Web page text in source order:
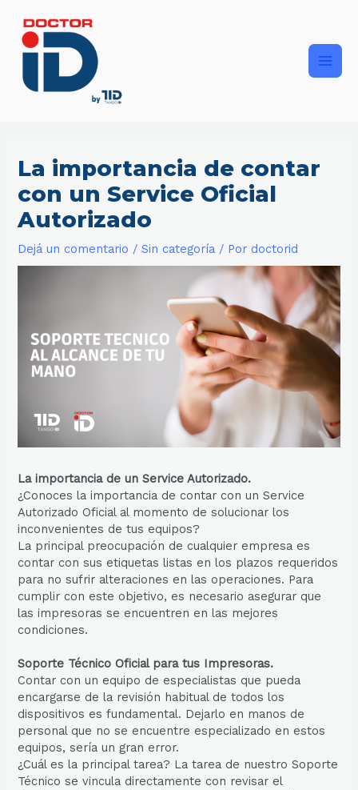
contenido
La importancia de contar
con un Service Oficial
Autorizado
Dejá un comentario /Sin categoría / Por doctorid
La importancia de un Service Autorizado.
¿Conoces la importancia de contar con un Service
Autorizado Oficial al momento de solucionar los
inconvenientes de tus equipos?
La principal preocupación de cualquier empresa es
contar con sus etiquetas listas en los plazos requeridos
para no sufrir alteraciones en las operaciones. Para
cumplir con este objetivo, es necesario asegurar que
las impresoras se encuentren en las mejores
condiciones.
Soporte Técnico Oficial para tus Impresoras.
Contar con un equipo de especialistas que pueda
encargarse de la revisión habitual de todos los
dispositivos es fundamental. Dejarlo en manos de
personal que no se encuentre especializado en estos
equipos, sería un gran error.
¿Cuál es la principal tarea? La tarea de nuestro Soporte
Técnico se vincula directamente con revisar el